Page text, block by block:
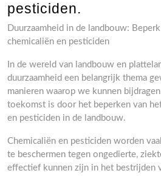
pesticiden.
Duurzaamheid in de landbouw:
chemicaliën en pesticiden
In de wereld van landbouw en
duurzaamheid een belangrijk thema
manieren waarop we kunnen
toekomst is door het beperken van
en pesticiden in de landbouw.
Chemicaliën en pesticiden worden
te beschermen tegen ongedierte,
effectief kunnen zijn in het bestrijden